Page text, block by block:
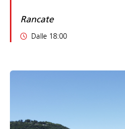
Rancate
Dalle 18:00